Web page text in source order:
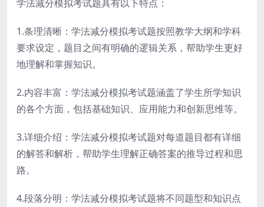
学法减分模拟考试题具有以下特点：
1.条理清晰：学法减分模拟考试题按照教学大纲和学科
要求设定，题目之间有明确的逻辑关系，帮助学生更好
地理解和掌握知识。
2.内容丰富：学法减分模拟考试题涵盖了学生所学知识
的各个方面，包括基础知识、应用能力和创新思维等。
3.详细介绍：学法减分模拟考试题对每道题目都有详细
的解答和解析，帮助学生理解正确答案的推导过程和思
路。
4.段落分明：学法减分模拟考试题将不同题型和知识点